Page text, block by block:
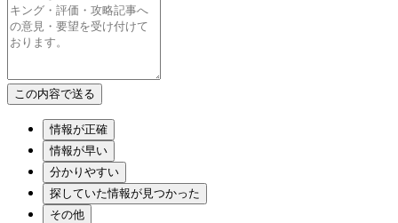
情報が正確
情報が早い
分かりやすい
探していた情報が見つかった
その他